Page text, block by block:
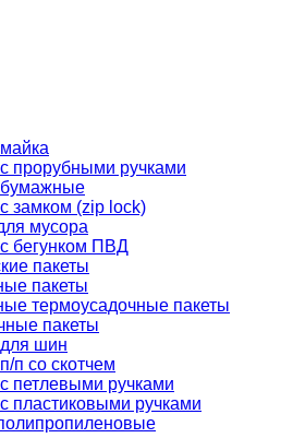
прорубными ручками
замком (zip lock)
мусора
бегунком ПВД
пакеты
пакеты
термоусадочные пакеты
пакеты
шин
п со скотчем
петлевыми ручками
пластиковыми ручками